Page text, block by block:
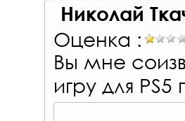
Николай
Оценка :
Вы мне
игру для